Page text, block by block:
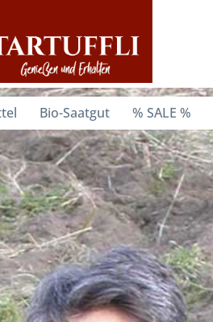
Bio-Saatgut % SALE %